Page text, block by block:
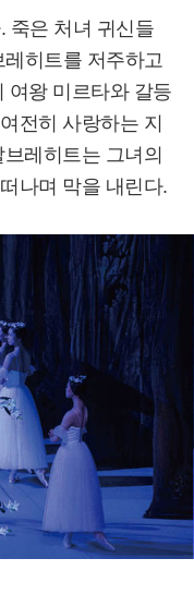
죽은 처녀 귀신들
히트를 저주하고
여왕 미르타와 갈등
전히 사랑하는 지
레히트는 그녀의
나며 막을 내린다.